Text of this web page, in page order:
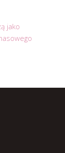
jako